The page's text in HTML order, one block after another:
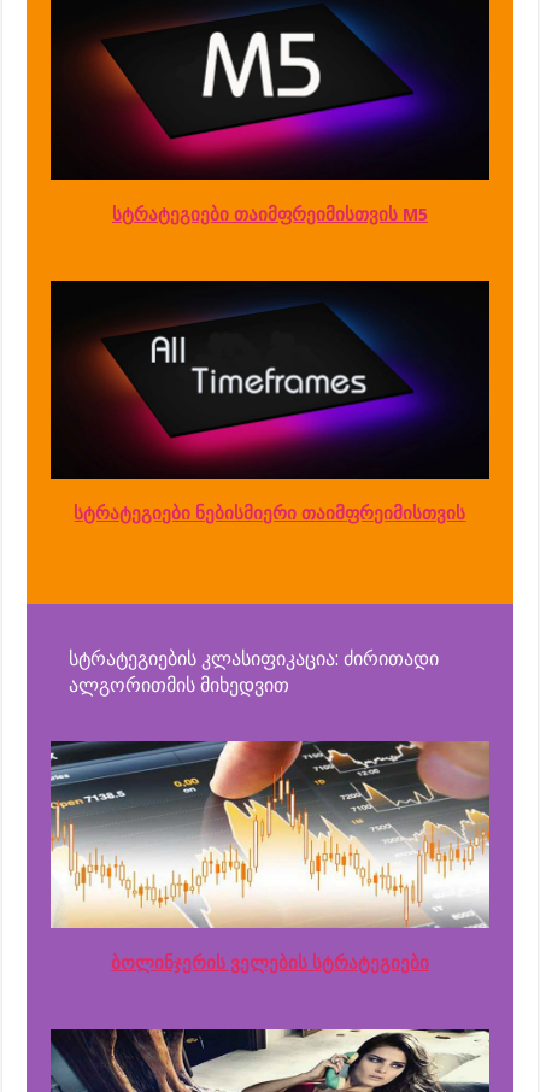
სტრატეგიები თაიმფრეიმისთვის M5
სტრატეგიები ნებისმიერი თაიმფრეიმისთვის
სტრატეგიების კლასიფიკაცია: ძირითადი
ალგორითმის მიხედვით
ბოლინჯერის ველების სტრატეგიები